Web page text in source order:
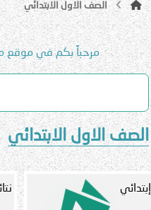
الصف الاول الابتدائي
مرحباً بكم في موقع
الصف الاول الابتدائي
إبتدائي